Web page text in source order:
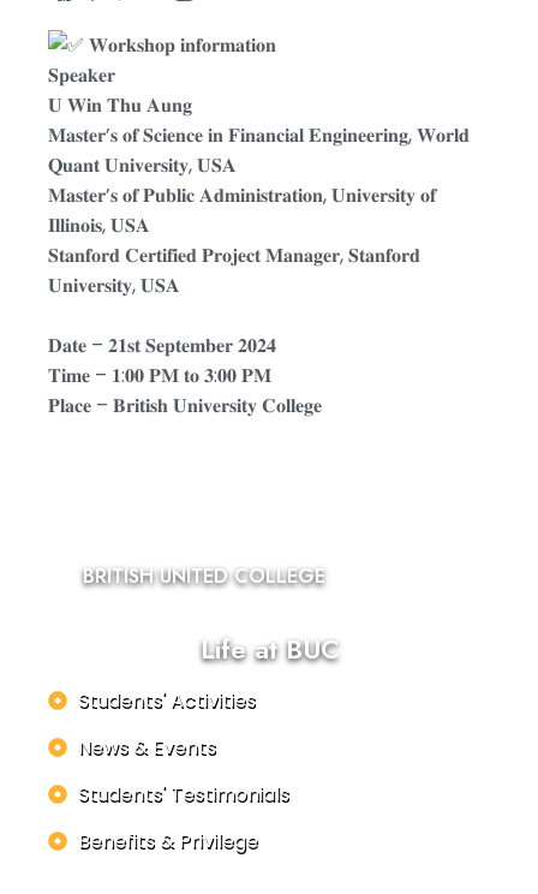
𝐖𝐨𝐫𝐤𝐬𝐡𝐨𝐩 𝐢𝐧𝐟𝐨𝐫𝐦𝐚𝐭𝐢𝐨𝐧
𝐒𝐩𝐞𝐚𝐤𝐞𝐫
𝐔 𝐖𝐢𝐧 𝐓𝐡𝐮 𝐀𝐮𝐧𝐠
𝐌𝐚𝐬𝐭𝐞𝐫’𝐬 𝐨𝐟 𝐒𝐜𝐢𝐞𝐧𝐜𝐞 𝐢𝐧 𝐅𝐢𝐧𝐚𝐧𝐜𝐢𝐚𝐥 𝐄𝐧𝐠𝐢𝐧𝐞𝐞𝐫𝐢𝐧𝐠, 𝐖𝐨𝐫𝐥𝐝
𝐐𝐮𝐚𝐧𝐭 𝐔𝐧𝐢𝐯𝐞𝐫𝐬𝐢𝐭𝐲, 𝐔𝐒𝐀
𝐌𝐚𝐬𝐭𝐞𝐫’𝐬 𝐨𝐟 𝐏𝐮𝐛𝐥𝐢𝐜 𝐀𝐝𝐦𝐢𝐧𝐢𝐬𝐭𝐫𝐚𝐭𝐢𝐨𝐧, 𝐔𝐧𝐢𝐯𝐞𝐫𝐬𝐢𝐭𝐲 𝐨𝐟
𝐈𝐥𝐥𝐢𝐧𝐨𝐢𝐬, 𝐔𝐒𝐀
𝐒𝐭𝐚𝐧𝐟𝐨𝐫𝐝 𝐂𝐞𝐫𝐭𝐢𝐟𝐢𝐞𝐝 𝐏𝐫𝐨𝐣𝐞𝐜𝐭 𝐌𝐚𝐧𝐚𝐠𝐞𝐫, 𝐒𝐭𝐚𝐧𝐟𝐨𝐫𝐝
𝐔𝐧𝐢𝐯𝐞𝐫𝐬𝐢𝐭𝐲, 𝐔𝐒𝐀
𝐃𝐚𝐭𝐞 – 𝟐𝟏𝐬𝐭 𝐒𝐞𝐩𝐭𝐞𝐦𝐛𝐞𝐫 𝟐𝟎𝟐𝟒
𝐓𝐢𝐦𝐞 – 𝟏:𝟎𝟎 𝐏𝐌 𝐭𝐨 𝟑:𝟎𝟎 𝐏𝐌
𝐏𝐥𝐚𝐜𝐞 – 𝐁𝐫𝐢𝐭𝐢𝐬𝐡 𝐔𝐧𝐢𝐯𝐞𝐫𝐬𝐢𝐭𝐲 𝐂𝐨𝐥𝐥𝐞𝐠𝐞
BRITISH UNITED COLLEGE
Life at BUC
Students' Activities
News & Events
Students' Testimonials
Benefits & Privilege